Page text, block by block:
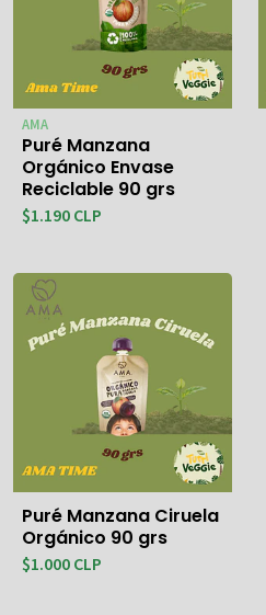
AMA
Puré Manzana
Orgánico Envase
Reciclable 90 grs
$1.190 CLP
Puré Manzana Ciruela
Orgánico 90 grs
$1.000 CLP